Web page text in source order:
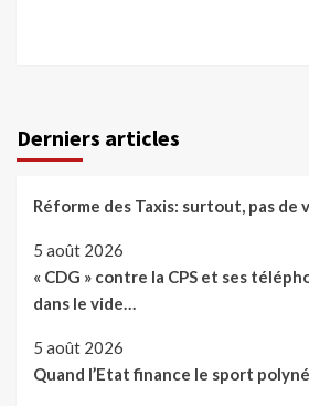
Derniers articles
Réforme des Taxis: surtout, pas de
5 août 2026
« CDG » contre la CPS et ses
dans le vide…
5 août 2026
Quand l’Etat finance le sport